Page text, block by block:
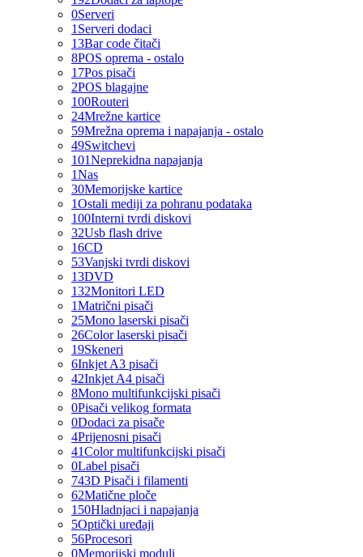
0Serveri
1 Serveri dodaci
13Bar code čitači
8POS oprema - ostalo
17Pos pisači
2POS blagajne
100Routeri
24Mrežne kartice
59Mrežna oprema i napajanja - ostalo
49Switchevi
101Neprekidna napajanja
1Nas
30Memorijske kartice
1Ostali mediji za pohranu podataka
100Interni tvrdi diskovi
32Usb flash drive
16CD
53Vanjski tvrdi diskovi
13DVD
132Monitori LED
1Matrični pisači
25Mono laserski pisači
26Color laserski pisači
19Skeneri
6Inkjet A3 pisači
42Inkjet A4 pisači
8Mono multifunkcijski pisači
0Pisači velikog formata
0Dodaci za pisače
4Prijenosni pisači
41Color multifunkcijski pisači
0Label pisači
743D Pisači i filamenti
62Matične ploče
150Hladnjaci i napajanja
5Optički uređaji
56Procesori
0Memorijski moduli